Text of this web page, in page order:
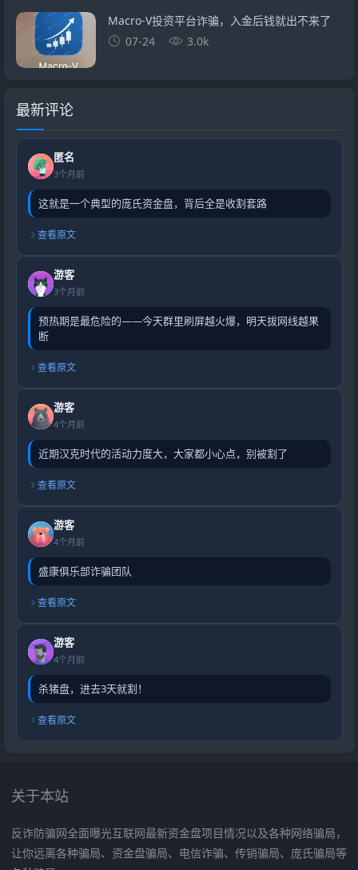
Macro-V投资平台诈骗，入金后钱就出不来了
07-24
3.0k
最新评论
匿名
3个月前
这就是一个典型的庞氏资金盘，背后全是收割套路
查看原文
游客
3个月前
预热期是最危险的——今天群里刷屏越火爆，明天拔网线越果
断
查看原文
游客
4个月前
近期汉克时代的活动力度大，大家都小心点，别被割了
查看原文
游客
4个月前
盛康俱乐部诈骗团队
查看原文
游客
4个月前
杀猪盘，进去3天就割！
查看原文
关于本站
反诈防骗网全面曝光互联网最新资金盘项目情况以及各种网络骗局，
让你远离各种骗局、资金盘骗局、电信诈骗、传销骗局、庞氏骗局等